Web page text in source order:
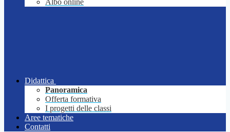
Albo online
Didattica
Panoramica
Offerta formativa
I progetti delle classi
Aree tematiche
Contatti